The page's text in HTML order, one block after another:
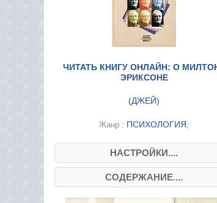
ЧИТАТЬ КНИГУ ОНЛАЙН: О
ЭРИКСОНЕ
(ДЖЕЙ)
Жанр : ПСИХОЛОГИЯ;
НАСТРОЙКИ....
СОДЕРЖАНИЕ....